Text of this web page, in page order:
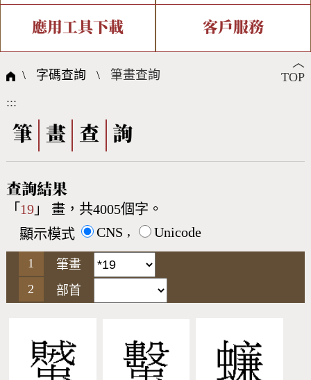
中文碼介紹 專有名詞介紹
國際字碼相關組織
複合查詢 注音查詢
筆畫查詢
筆順序查詢
Big5查詢
符號索引
新字申請處理流程
字形即時顯示 造字解決方案
全字庫授權 轉碼Web Service
應用工具下載
個人電腦造字處理工具
字形下載
客戶服務
問題集
熱門查詢統計
︿
TOP
\ 字碼查詢 \ 筆畫查詢
:::
筆 畫 查 詢
查詢結果
「 19」 畫，共4005個字。
顯示模式
CNS , Unicode
筆畫
部首